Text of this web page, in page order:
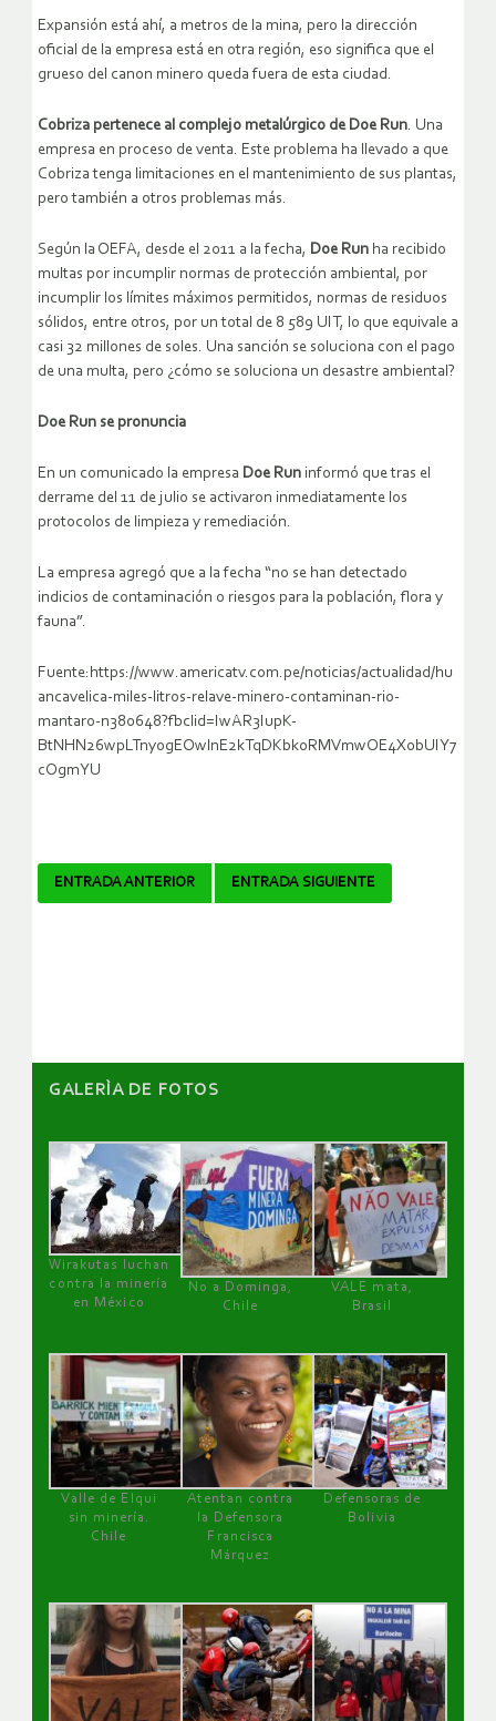
Expansión está ahí, a metros de la mina, pero la dirección
oficial de la empresa está en otra región, eso significa que el
grueso del canon minero queda fuera de esta ciudad.
Cobriza pertenece al complejo metalúrgico de Doe Run. Una
empresa en proceso de venta. Este problema ha llevado a que
Cobriza tenga limitaciones en el mantenimiento de sus plantas,
pero también a otros problemas más.
Según la OEFA, desde el 2011 a la fecha, Doe Run ha recibido
multas por incumplir normas de protección ambiental, por
incumplir los límites máximos permitidos, normas de residuos
sólidos, entre otros, por un total de 8 589 UIT, lo que equivale a
casi 32 millones de soles. Una sanción se soluciona con el pago
de una multa, pero ¿cómo se soluciona un desastre ambiental?
Doe Run se pronuncia
En un comunicado la empresa Doe Run informó que tras el
derrame del 11 de julio se activaron inmediatamente los
protocolos de limpieza y remediación.
La empresa agregó que a la fecha “no se han detectado
indicios de contaminación o riesgos para la población, flora y
fauna”.
Fuente:https://www.americatv.com.pe/noticias/actualidad/hu
ancavelica-miles-litros-relave-minero-contaminan-rio-
mantaro-n380648?fbclid=IwAR3IupK-
BtNHN26wpLTnyogEOwlnE2kTqDKbk0RMVmwOE4X0bUIY7
cOgmYU
Navegador
ENTRADA ANTERIOR ENTRADA SIGUIENTE
GALERÌA DE FOTOS
Wirakutas luchan
contra la minería
en México
No a Dominga,
Chile
VALE mata,
Brasil
Valle de Elqui
sin minería.
Chile
Atentan contra
la Defensora
Francisca
Márquez
Defensoras de
Bolivia